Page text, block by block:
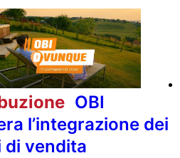
OBI
l’integrazione dei
di vendita